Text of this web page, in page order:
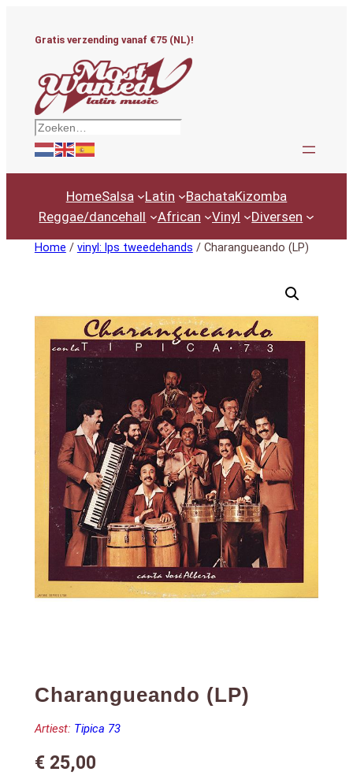
Gratis verzending vanaf €75 (NL)!
Zoeken
HomeSalsa Latin BachataKizomba
Reggae/dancehall
African Vinyl Diversen
Home / vinyl: lps tweedehands / Charangueando (LP)
Charangueando (LP)
Artiest: Tipica 73
€25,00